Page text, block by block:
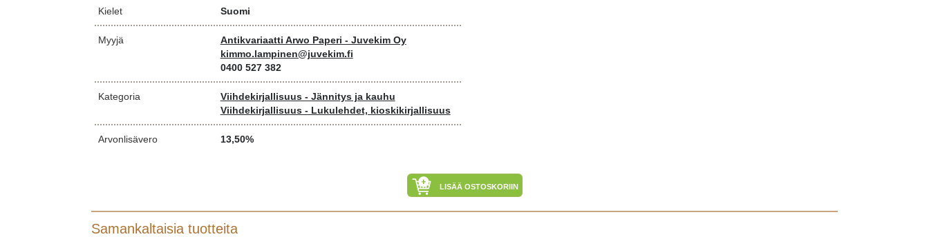
Kielet Suomi
Myyjä
Antikvariaatti Arwo Paperi - Juvekim Oy
kimmo.lampinen@juvekim.fi
0400 527 382
Kategoria
Viihdekirjallisuus - Jännitys ja kauhu
Viihdekirjallisuus - Lukulehdet, kioskikirjallisuus
Arvonlisävero 13,50%
LISÄÄ OSTOSKORIIN
Samankaltaisia tuotteita